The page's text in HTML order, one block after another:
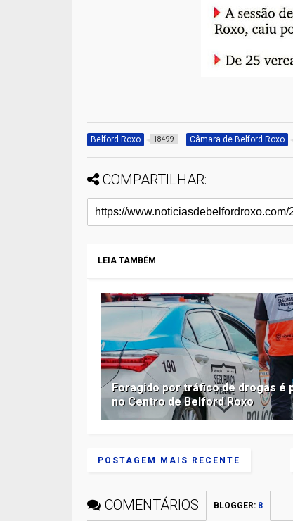
Belford Roxo 18499 Câmara de Belford Roxo
COMPARTILHAR:
LEIA TAMBÉM
Foragido por tráfico de drogas é
no Centro de Belford Roxo
POSTAGEM MAIS RECENTE
COMENTÁRIOS BLOGGER: 8